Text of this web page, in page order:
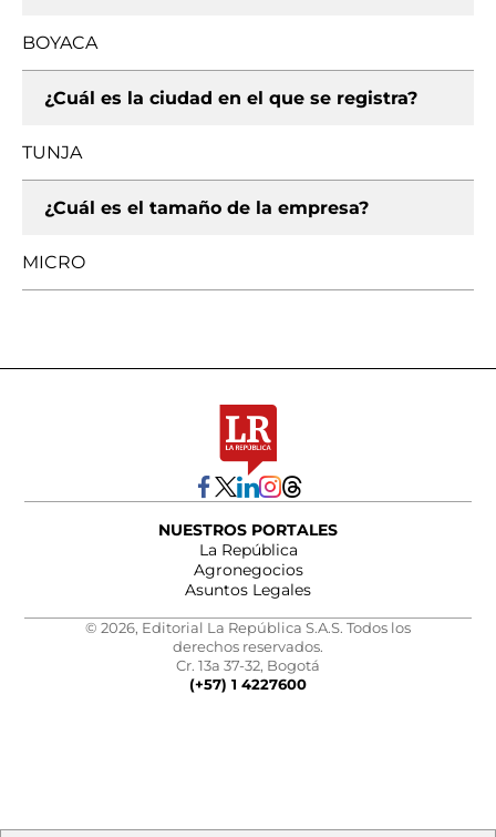
BOYACA
¿Cuál es la ciudad en el que se registra?
TUNJA
¿Cuál es el tamaño de la empresa?
MICRO
NUESTROS PORTALES
La República
Agronegocios
Asuntos Legales
© 2026, Editorial La República S.A.S. Todos los
derechos reservados.
Cr. 13a 37-32, Bogotá
(+57) 1 4227600